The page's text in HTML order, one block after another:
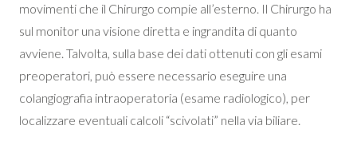
movimenti che il Chirurgo compie all’esterno. Il Chirurgo ha
sul monitor una visione diretta e ingrandita di quanto
avviene. Talvolta, sulla base dei dati ottenuti con gli esami
preoperatori, può essere necessario eseguire una
colangiografia intraoperatoria (esame radiologico), per
localizzare eventuali calcoli “scivolati” nella via biliare.